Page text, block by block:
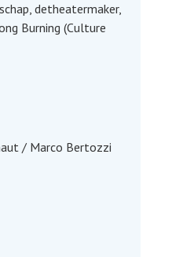
detheatermaker,
Burning (Culture
/ Marco Bertozzi